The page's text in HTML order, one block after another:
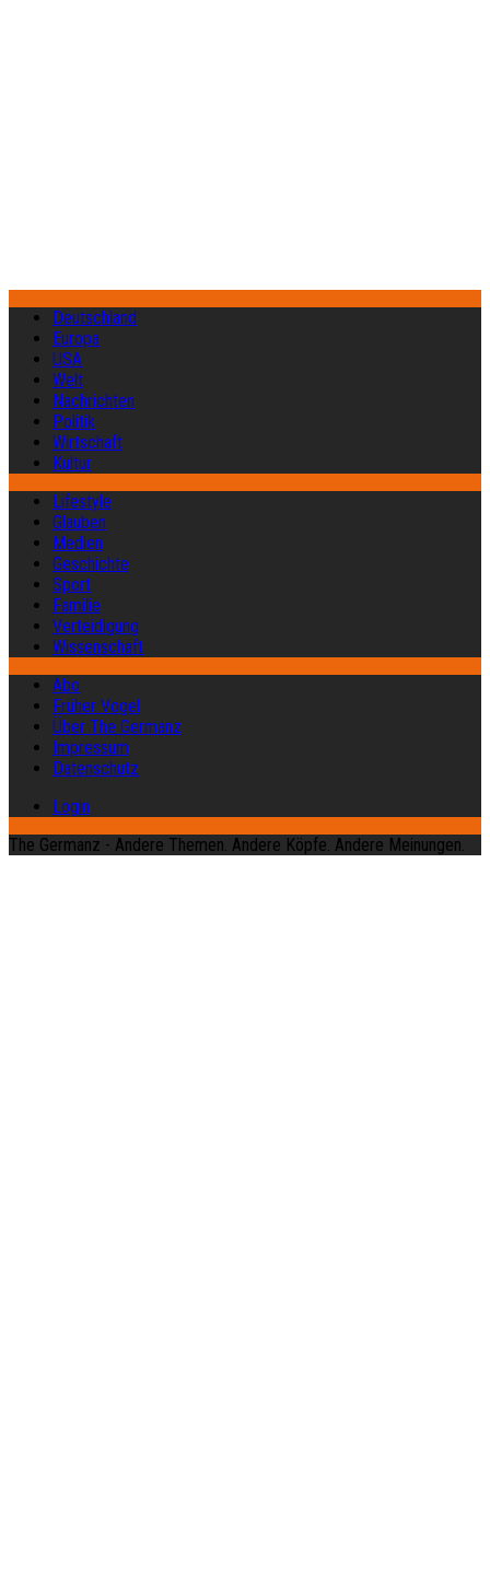
Deutschland
Europa
USA
Welt
Nachrichten
Politik
Wirtschaft
Kultur
Lifestyle
Glauben
Medien
Geschichte
Sport
Familie
Verteidigung
Wissenschaft
Abo
Früher Vogel
Über The Germanz
Impressum
Datenschutz
Login
The Germanz - Andere Themen. Andere Köpfe. Andere Meinungen.